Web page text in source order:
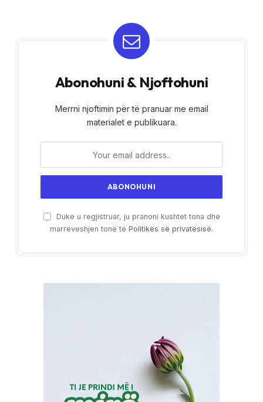
Abonohuni & Njoftohuni
Merrni njoftimin për të pranuar me email
materialet e publikuara.
Duke u regjistruar, ju pranoni kushtet tona dhe
marrëveshjen tonë të Politikës së privatësisë.